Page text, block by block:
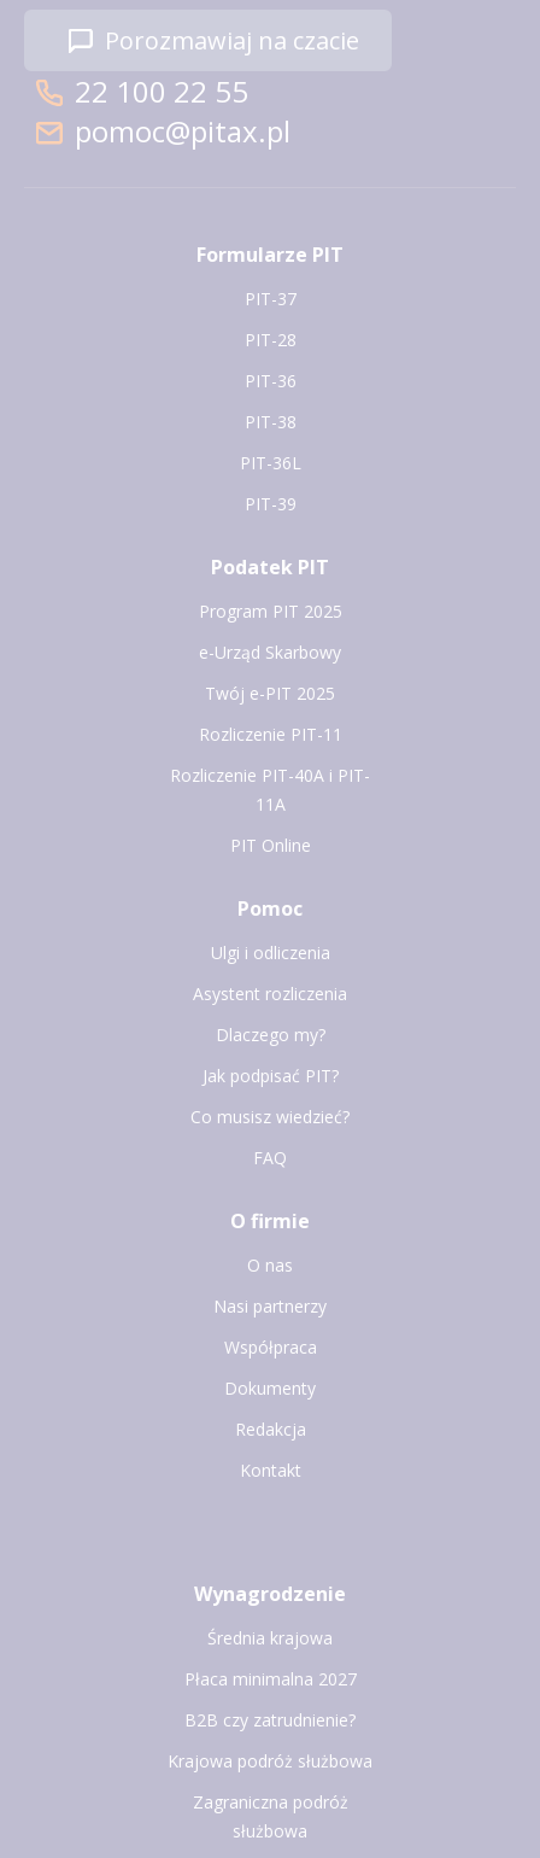
Porozmawiaj na czacie
22 100 22 55
pomoc@pitax.pl
Formularze PIT
PIT-37
PIT-28
PIT-36
PIT-38
PIT-36L
PIT-39
Podatek PIT
Program PIT 2025
e-Urząd Skarbowy
Twój e-PIT 2025
Rozliczenie PIT-11
Rozliczenie PIT-40A i PIT-
11A
PIT Online
Pomoc
Ulgi i odliczenia
Asystent rozliczenia
Dlaczego my?
Jak podpisać PIT?
Co musisz wiedzieć?
FAQ
O firmie
O nas
Nasi partnerzy
Współpraca
Dokumenty
Redakcja
Kontakt
Wynagrodzenie
Średnia krajowa
Płaca minimalna 2027
B2B czy zatrudnienie?
Krajowa podróż służbowa
Zagraniczna podróż
służbowa